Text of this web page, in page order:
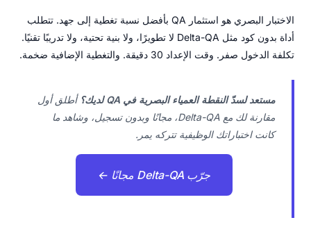
الاختبار البصري هو استثمار QA بأفضل نسبة تغطية إلى جهد. تتطلب
أداة بدون كود مثل Delta-QA لا تطويرًا، ولا بنية تحتية، ولا تدريبًا تقنيًا.
تكلفة الدخول صفر. وقت الإعداد 30 دقيقة. والتغطية الإضافية ضخمة.
مستعد لسدّ النقطة العمياء البصرية في QA لديك؟
أطلق أول
مقارنة لك مع Delta-QA، مجانًا وبدون تسجيل، وشاهد ما
كانت اختباراتك الوظيفية تتركه يمر.
جرّب Delta-QA مجانًا ←